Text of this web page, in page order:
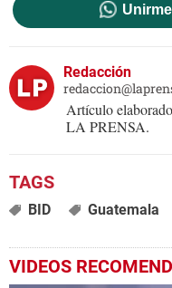
Redacción
Artículo
LA PRENSA.
BID Guatemala
VIDEOS